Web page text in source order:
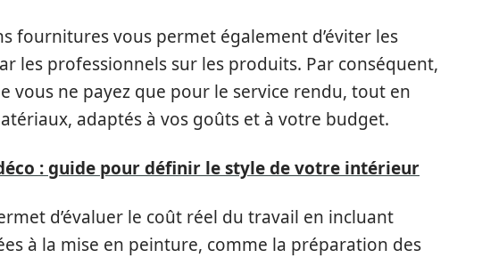
fournitures vous permet également d’éviter les
les professionnels sur les produits. Par conséquent,
vous ne payez que pour le service rendu, tout en
adaptés à vos goûts et à votre budget.
: guide pour définir le style de votre intérieur
d’évaluer le coût réel du travail en incluant
à la mise en peinture, comme la préparation des